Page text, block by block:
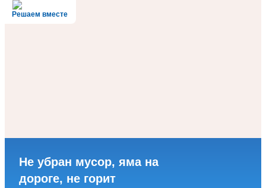
Решаем вместе
Не убран мусор, яма на
дороге, не горит